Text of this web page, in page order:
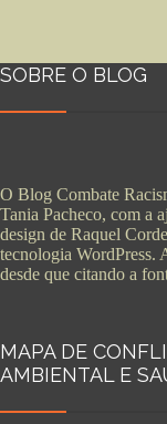
SOBRE O BLOG
O Blog Combate
Tania Pacheco, com a
design de Raquel
tecnologia WordPress.
desde que citando a
MAPA DE
AMBIENTAL E